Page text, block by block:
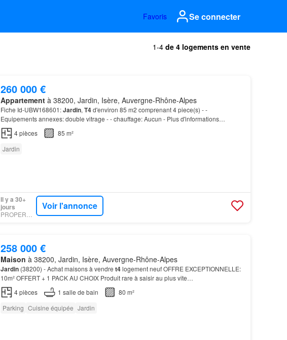
Favoris Se connecter
1-4 de 4 logements en vente
260 000 €
Appartementà 38200, Jardin, Isère, Auvergne-Rhône-Alpes
Fiche Id-UBW168601:Jardin, T4d'environ 85 m2 comprenant 4 piece(s) - -
Equipements annexes: double vitrage - - chauffage: Aucun - Plus d'informations
vendeur) - Affaire suivie par Mr Jean MOMIER (Conseiller immobilier salar…
4pièces
85 m²
Jardin
Il y a 30+
jours
PROPERSTAR
Voir l'annonce
258 000 €
Maison à 38200, Jardin, Isère, Auvergne-Rhône-Alpes
Jardin(38200) - Achat maisons à vendre t4logement neuf OFFRE EXCEPTIONNELLE:
10m² OFFERT + 1 PACK AU CHOIX Produit rare à saisir au plus vite…
4pièces 1 salle de bain
80 m²
Parking Cuisine équipée Jardin